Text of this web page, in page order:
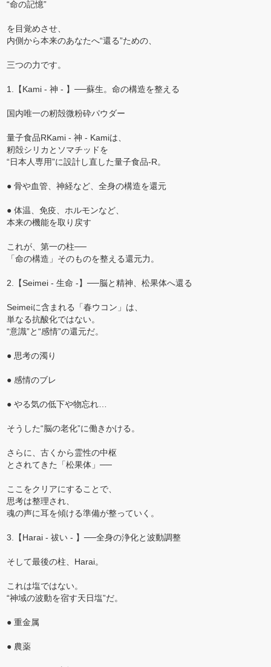
“命の記憶”
を目覚めさせ、
内側から本来のあなたへ“還る”ための、
三つの力です。
1.【Kami - 神 - 】──蘇生。命の構造を整える
国内唯一の籾殻微粉砕パウダー
量子食品RKami - 神 - Kamiは、
籾殻シリカとソマチッドを
“日本人専用”に設計し直した量子食品-R。
● 骨や血管、神経など、全身の構造を還元
● 体温、免疫、ホルモンなど、
本来の機能を取り戻す
これが、第一の柱──
「命の構造」そのものを整える還元力。
2.【Seimei - 生命 -】──脳と精神、松果体へ還る
Seimeiに含まれる「春ウコン」は、
単なる抗酸化ではない。
“意識”と“感情”の還元だ。
● 思考の濁り
● 感情のブレ
● やる気の低下や物忘れ…
そうした“脳の老化”に働きかける。
さらに、古くから霊性の中枢
とされてきた「松果体」──
ここをクリアにすることで、
思考は整理され、
魂の声に耳を傾ける準備が整っていく。
3.【Harai - 祓い - 】──全身の浄化と波動調整
そして最後の柱、Harai。
これは塩ではない。
“神域の波動を宿す天日塩”だ。
● 重金属
● 農薬